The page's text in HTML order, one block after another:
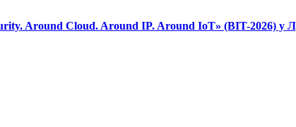
Around Cloud. Around IP. Around IoT» (BIT-2026) у